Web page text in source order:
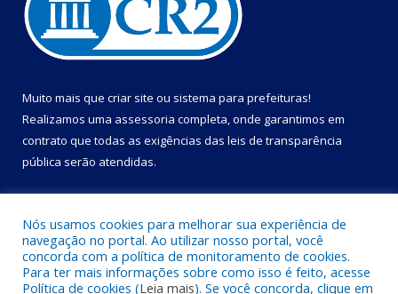
Muito mais que criar site ou sistema para prefeituras!
Realizamos uma assessoria completa, onde garantimos em
contrato que todas as exigências das leis de transparência
pública serão atendidas.
Nós usamos cookies para melhorar sua experiência de
navegação no portal. Ao utilizar nosso portal, você
concorda com a política de monitoramento de cookies.
Para ter mais informações sobre como isso é feito, acesse
Política de cookies (Leia mais). Se você concorda, clique em